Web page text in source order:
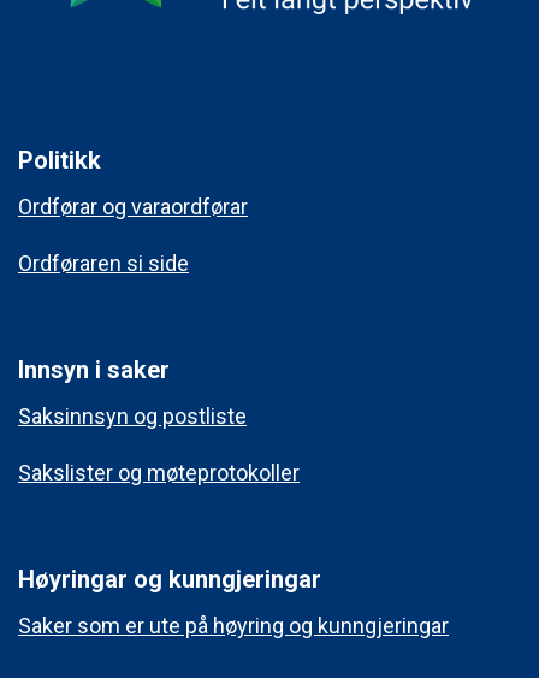
Politikk
Ordførar og varaordførar
Ordføraren si side
Innsyn i saker
Saksinnsyn og postliste
Sakslister og møteprotokoller
Høyringar og kunngjeringar
Saker som er ute på høyring og kunngjeringar